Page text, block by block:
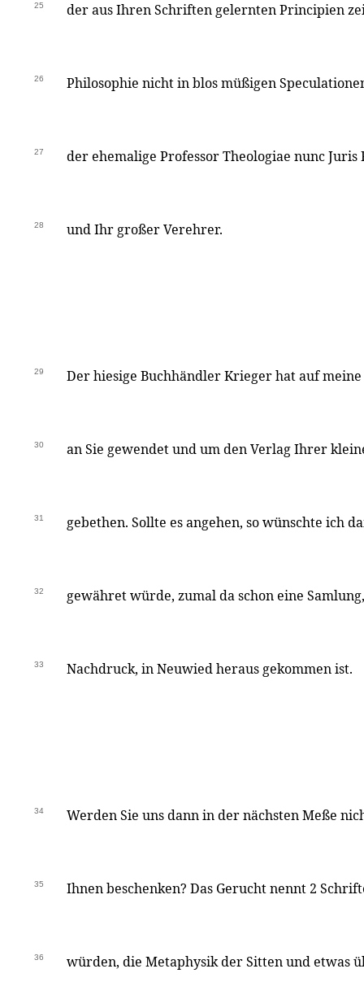
25 der aus Ihren Schriften gelernten Principien
26 Philosophie nicht in blos müßigen
27 der ehemalige Professor Theologiae nunc
28 und Ihr großer Verehrer.
29 Der hiesige Buchhändler Krieger hat auf meine
30 an Sie gewendet und um den Verlag Ihrer
31 gebethen. Sollte es angehen, so wünschte ich
32 gewähret würde, zumal da schon eine
33 Nachdruck, in Neuwied heraus gekommen ist.
34 Werden Sie uns dann in der nächsten Meße
35 Ihnen beschenken? Das Gerucht nennt 2
36 würden, die Metaphysik der Sitten und etwas